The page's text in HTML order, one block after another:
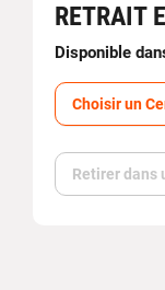
RETRAIT
Disponible
Choisir un
Retirer dans